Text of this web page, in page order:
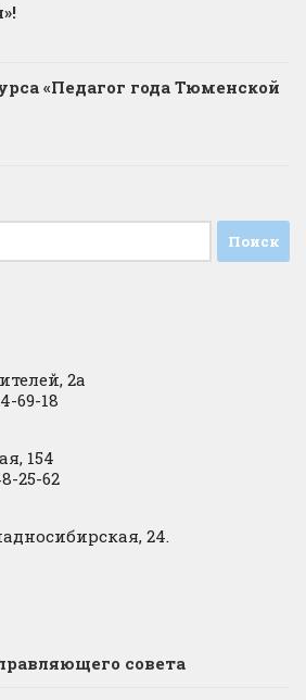
«Педагог года Тюменской
2а
69-18
154
25-62
24.
совета